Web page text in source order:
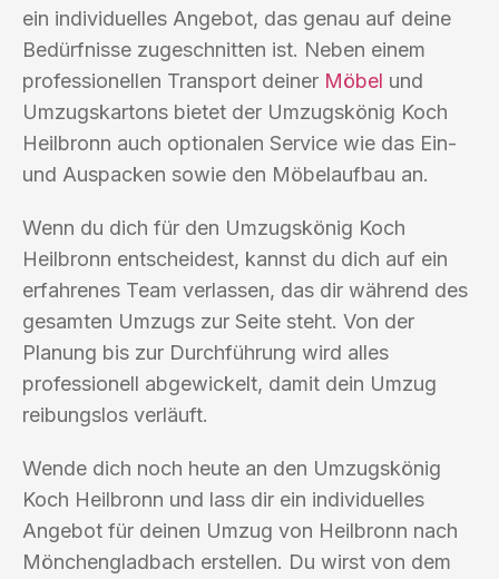
ein individuelles Angebot, das genau auf deine
Bedürfnisse zugeschnitten ist. Neben einem
professionellen Transport deiner Möbel und
Umzugskartons bietet der Umzugskönig Koch
Heilbronn auch optionalen Service wie das Ein-
und Auspacken sowie den Möbelaufbau an.
Wenn du dich für den Umzugskönig Koch
Heilbronn entscheidest, kannst du dich auf ein
erfahrenes Team verlassen, das dir während des
gesamten Umzugs zur Seite steht. Von der
Planung bis zur Durchführung wird alles
professionell abgewickelt, damit dein Umzug
reibungslos verläuft.
Wende dich noch heute an den Umzugskönig
Koch Heilbronn und lass dir ein individuelles
Angebot für deinen Umzug von Heilbronn nach
Mönchengladbach erstellen. Du wirst von dem